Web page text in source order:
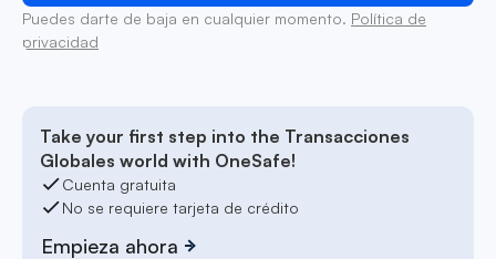
Puedes darte de baja en cualquier momento. Política de
privacidad
Take your first step into the Transacciones
Globales world with OneSafe!
Cuenta gratuita
No se requiere tarjeta de crédito
Empieza ahora